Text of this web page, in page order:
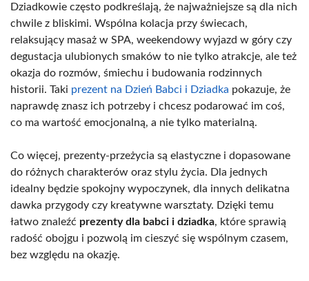
Dziadkowie często podkreślają, że najważniejsze są dla nich
chwile z bliskimi. Wspólna kolacja przy świecach,
relaksujący masaż w SPA, weekendowy wyjazd w góry czy
degustacja ulubionych smaków to nie tylko atrakcje, ale też
okazja do rozmów, śmiechu i budowania rodzinnych
historii. Taki prezent na Dzień Babci i Dziadka pokazuje, że
naprawdę znasz ich potrzeby i chcesz podarować im coś,
co ma wartość emocjonalną, a nie tylko materialną.
Co więcej, prezenty-przeżycia są elastyczne i dopasowane
do różnych charakterów oraz stylu życia. Dla jednych
idealny będzie spokojny wypoczynek, dla innych delikatna
dawka przygody czy kreatywne warsztaty. Dzięki temu
łatwo znaleźć prezenty dla babci i dziadka, które sprawią
radość obojgu i pozwolą im cieszyć się wspólnym czasem,
bez względu na okazję.